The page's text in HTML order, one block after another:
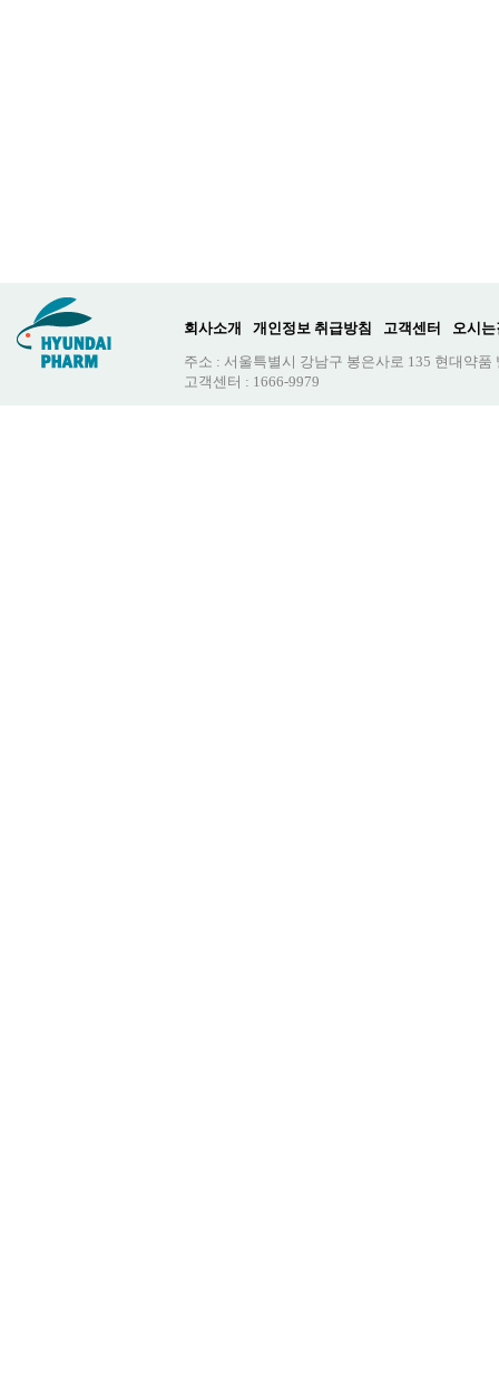
회사소개 개인정보 취급방침 고객센터
오시는
주소 : 서울특별시 강남구 봉은사로 135 현대약품
고객센터 : 1666-9979